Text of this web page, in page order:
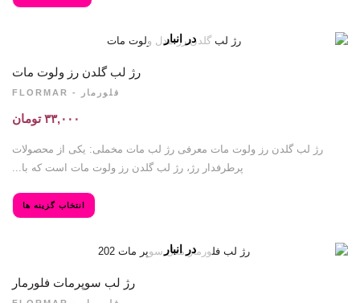
در انبار
رژ لب گلدن رز ولوت مات
فلورمار - FLORMAR
۳۳,۰۰۰ تومان
رژ لب گلدن رز ولوت مات معرفی رژ لب مات مخملی: یکی از محصولات
پرطرفدار رژ، رژ لب گلدن رز ولوت مات است که با...
انتخاب گزینه ها
در انبار
رژ لب سوپرمات فلورمار